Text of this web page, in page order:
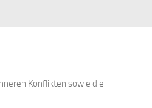
Konflikten sowie die